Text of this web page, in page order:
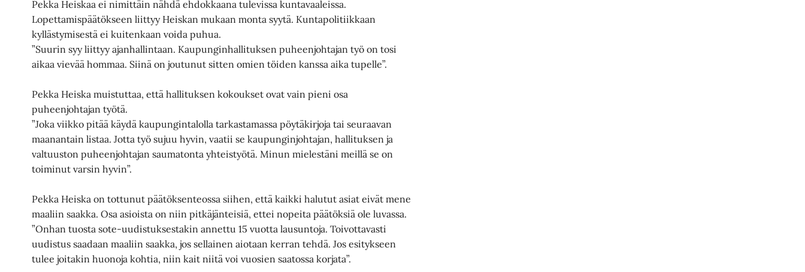
Pekka Heiskaa ei nimittäin nähdä ehdokkaana tulevissa kuntavaaleissa.
Lopettamispäätökseen liittyy Heiskan mukaan monta syytä. Kuntapolitiikkaan
kyllästymisestä ei kuitenkaan voida puhua.
”Suurin syy liittyy ajanhallintaan. Kaupunginhallituksen puheenjohtajan työ on tosi
aikaa vievää hommaa. Siinä on joutunut sitten omien töiden kanssa aika tupelle”.
Pekka Heiska muistuttaa, että hallituksen kokoukset ovat vain pieni osa
puheenjohtajan työtä.
”Joka viikko pitää käydä kaupungintalolla tarkastamassa pöytäkirjoja tai seuraavan
maanantain listaa. Jotta työ sujuu hyvin, vaatii se kaupunginjohtajan, hallituksen ja
valtuuston puheenjohtajan saumatonta yhteistyötä. Minun mielestäni meillä se on
toiminut varsin hyvin”.
Pekka Heiska on tottunut päätöksenteossa siihen, että kaikki halutut asiat eivät mene
maaliin saakka. Osa asioista on niin pitkäjänteisiä, ettei nopeita päätöksiä ole luvassa.
”Onhan tuosta sote-uudistuksestakin annettu 15 vuotta lausuntoja. Toivottavasti
uudistus saadaan maaliin saakka, jos sellainen aiotaan kerran tehdä. Jos esitykseen
tulee joitakin huonoja kohtia, niin kait niitä voi vuosien saatossa korjata”.